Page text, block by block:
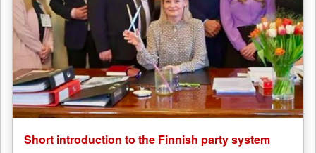
Short introduction to the Finnish party system